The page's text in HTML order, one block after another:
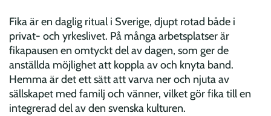
Fika är en daglig ritual i Sverige, djupt rotad både i
privat- och yrkeslivet. På många arbetsplatser är
fikapausen en omtyckt del av dagen, som ger de
anställda möjlighet att koppla av och knyta band.
Hemma är det ett sätt att varva ner och njuta av
sällskapet med familj och vänner, vilket gör fika till en
integrerad del av den svenska kulturen.